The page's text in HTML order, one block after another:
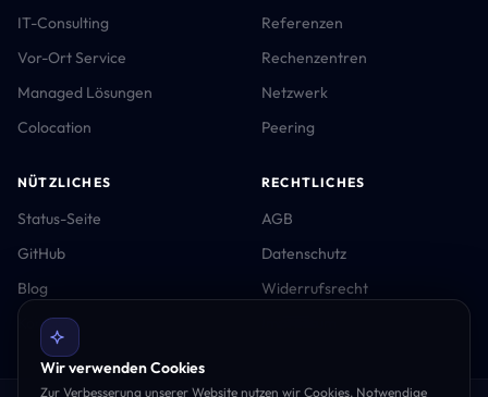
Wir verwenden Cookies
Zur Verbesserung unserer Website nutzen wir Cookies. Notwendige
IT-Consulting
Vor-Ort Service
Managed Lösungen
Colocation
Referenzen
Rechenzentren
Netzwerk
Peering
NÜTZLICHES
Status-Seite
GitHub
Blog
Kontakt
RECHTLICHES
AGB
Datenschutz
Widerrufsrecht